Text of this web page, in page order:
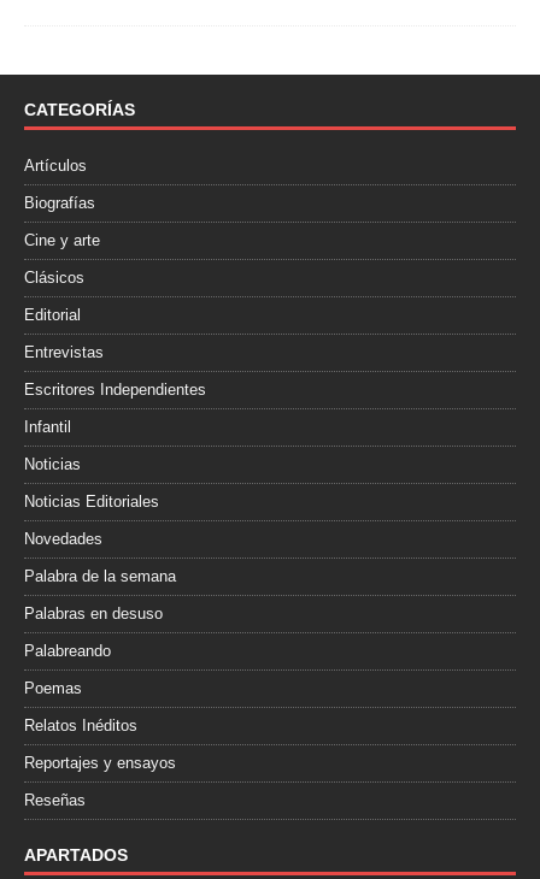
o
k
r
t
i
CATEGORÍAS
Artículos
Biografías
Cine y arte
Clásicos
Editorial
Entrevistas
Escritores Independientes
Infantil
Noticias
Noticias Editoriales
Novedades
Palabra de la semana
Palabras en desuso
Palabreando
Poemas
Relatos Inéditos
Reportajes y ensayos
Reseñas
APARTADOS